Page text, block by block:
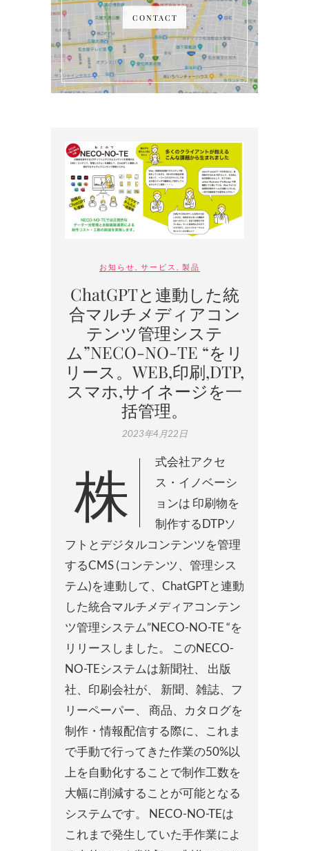
CONTACT
お知らせ サービス 製品
ChatGPTと連動した統
合マルチメディアコン
テンツ管理システ
ム”NECO-NO-TE “をリ
リース。WEB,印刷,DTP,
スマホ,サイネージを一
括管理。
2023年4月22日
株式会社アクセ
ス・イノベーシ
ョンは 印刷物を
制作するDTPソ
フトとデジタルコンテンツを管理
するCMS (コンテンツ、管理シス
テム)を連動して、ChatGPTと連動
した統合マルチメディアコンテン
ツ管理システム”NECO-NO-TE “を
リリースしました。 このNECO-
NO-TEシステムは新聞社、 出版
社、印刷会社が、 新聞、雑誌、フ
リーペーパー、 商品、カタログを
制作・情報配信する際に、これま
で手動で行ってきた作業の50%以
上を自動化することで制作工数を
大幅に削減することが可能となる
システムです。 NECO-NO-TEは
これまで発生していた手作業によ